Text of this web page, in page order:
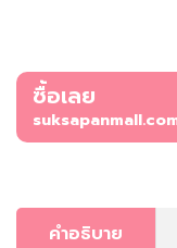
ซื้อเลย
คำอธิบาย